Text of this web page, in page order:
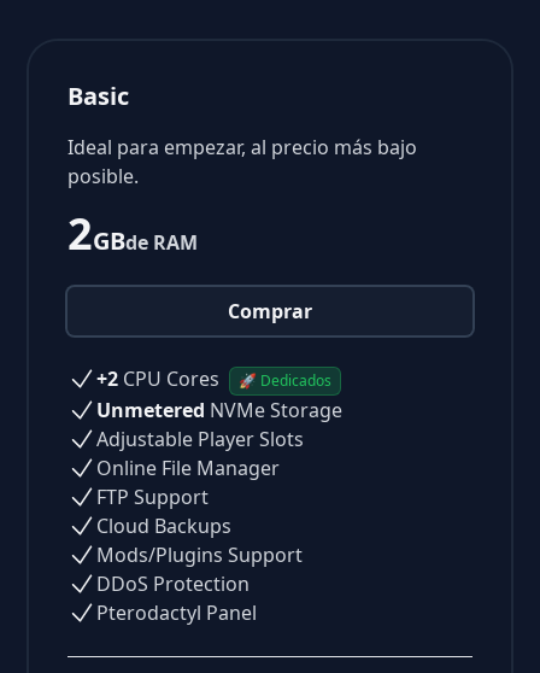
Basic
Ideal para empezar, al precio más bajo
posible.
2GBde RAM
Comprar
+2 CPU Cores 🚀 Dedicados
Unmetered NVMe Storage
Adjustable Player Slots
Online File Manager
FTP Support
Cloud Backups
Mods/Plugins Support
DDoS Protection
Pterodactyl Panel